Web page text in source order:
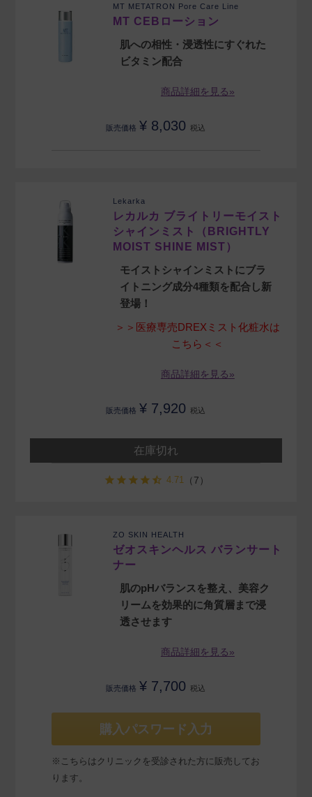
MT METATRON Pore Care Line
MT CEBローション
肌への相性・浸透性にすぐれた
ビタミン配合
商品詳細を見る»
販売価格 ¥ 8,030 税込
Lekarka
レカルカ ブライトリーモイスト
シャインミスト（BRIGHTLY
MOIST SHINE MIST）
モイストシャインミストにブラ
イトニング成分4種類を配合し新
登場！
＞＞医療専売DREXミスト化粧水は
こちら＜＜
商品詳細を見る»
販売価格 ¥ 7,920 税込
在庫切れ
4.71 （7）
ZO SKIN HEALTH
ゼオスキンヘルス バランサート
ナー
肌のpHバランスを整え、美容ク
リームを効果的に角質層まで浸
透させます
商品詳細を見る»
販売価格 ¥ 7,700 税込
購入パスワード入力
※こちらはクリニックを受診された方に販売してお
ります。